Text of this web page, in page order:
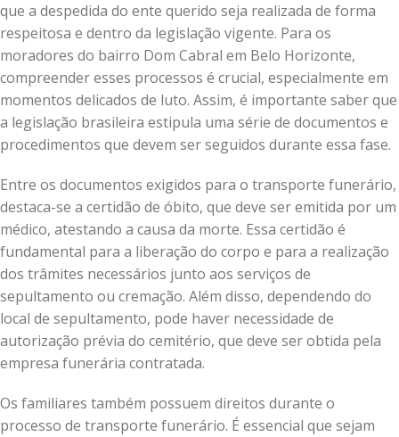
que a despedida do ente querido seja realizada de forma
respeitosa e dentro da legislação vigente. Para os
moradores do bairro Dom Cabral em Belo Horizonte,
compreender esses processos é crucial, especialmente em
momentos delicados de luto. Assim, é importante saber que
a legislação brasileira estipula uma série de documentos e
procedimentos que devem ser seguidos durante essa fase.
Entre os documentos exigidos para o transporte funerário,
destaca-se a certidão de óbito, que deve ser emitida por um
médico, atestando a causa da morte. Essa certidão é
fundamental para a liberação do corpo e para a realização
dos trâmites necessários junto aos serviços de
sepultamento ou cremação. Além disso, dependendo do
local de sepultamento, pode haver necessidade de
autorização prévia do cemitério, que deve ser obtida pela
empresa funerária contratada.
Os familiares também possuem direitos durante o
processo de transporte funerário. É essencial que sejam